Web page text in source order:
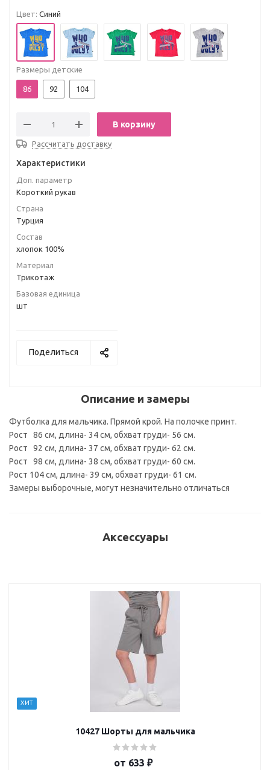
Цвет: Синий
Размеры детские
86 92 104
В корзину
Рассчитать доставку
Характеристики
Доп. параметр
Короткий рукав
Страна
Турция
Состав
хлопок 100%
Материал
Трикотаж
Базовая единица
шт
Поделиться
Описание и замеры
Футболка для мальчика. Прямой крой. На полочке принт.
Рост 86 см, длина- 34 см, обхват груди- 56 см.
Рост 92 см, длина- 37 см, обхват груди- 62 см.
Рост 98 см, длина- 38 см, обхват груди- 60 см.
Рост 104 см, длина- 39 см, обхват груди- 61 см.
Замеры выборочные, могут незначительно отличаться
Аксессуары
ХИТ
10427 Шорты для мальчика
от 633 ₽